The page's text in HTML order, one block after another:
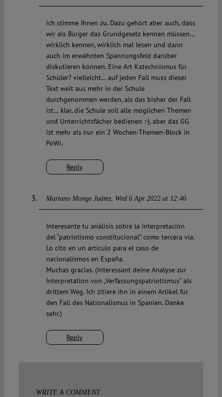
Reply
ich stimme Ihnen zu. Dazu gehört aber auch, dass
wir als Bürger das Grundgesetz kennen müssen…
wirklich kennen, wirklich mal lesen und dann
auch im erwähnten Spannungsfeld darüber
diskutieren können. Eine Art Katechnismus für
Schüler? vielleicht… auf jeden Fall muss dieser
Text weit aus mehr in der Schule
durchgenommen werden, als das bisher der Fall
ist… klar, die Schule soll alle möglichen Themen
und Unterrichtsfächer bedienen :-), aber das GG
ist mehr als nur ein 2 Wochen-Themen-Block in
PoWi.
Mariano Monge Juárez Wed 6 Apr 2022 at 12:46
Reply
Interesante tu análisis sobre la interpretación
del “patriotismo constitucional” como tercera vía.
Lo cito en un artículo para el caso de
nacionalismos en España.
Muchas gracias. (Interessant deine Analyse zur
Interpretation von „Verfassungspatriotismus“ als
drittem Weg. Ich zitiere ihn in einem Artikel für
den Fall des Nationalismus in Spanien. Danke
sehr.)
WRITE A COMMENT